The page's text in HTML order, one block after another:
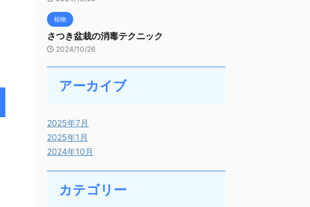
植物
さつき盆栽の消毒テクニック
2024/10/26
アーカイブ
2025年7月
2025年1月
2024年10月
カテゴリー